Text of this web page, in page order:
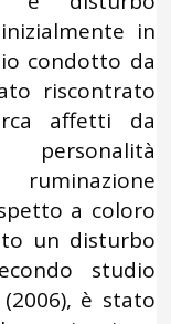
in
condotto da
riscontrato
affetti da
a coloro
un disturbo
studio
è stato